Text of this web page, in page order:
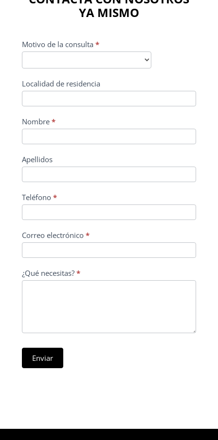
YA MISMO
CONTACTO
PRINCIPAL
Motivo de la consulta *
Localidad de residencia
Nombre *
Apellidos
Teléfono *
Correo electrónico *
¿Qué necesitas? *
Enviar